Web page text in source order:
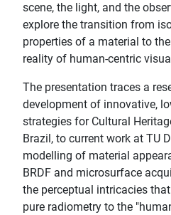
scene, the light, and the
explore the transition from
properties of a material to
reality of human-centric
The presentation traces a
development of innovative,
strategies for Cultural
Brazil, to current work at TU
modelling of material
BRDF and microsurface
the perceptual intricacies
pure radiometry to the